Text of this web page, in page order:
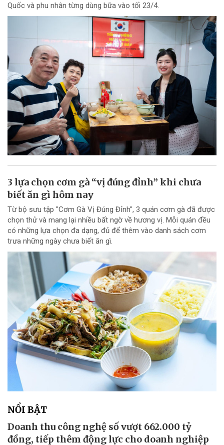
Quốc và phu nhân từng dùng bữa vào tối 23/4.
3 lựa chọn cơm gà “vị đúng đỉnh” khi chưa
biết ăn gì hôm nay
Từ bộ sưu tập "Cơm Gà Vị Đúng Đỉnh", 3 quán cơm gà đã được
chọn thử và mang lại nhiều bất ngờ về hương vị. Mỗi quán đều
có những lựa chọn đa dạng, đủ để thêm vào danh sách cơm
trưa những ngày chưa biết ăn gì.
NỔI BẬT
Doanh thu công nghệ số vượt 662.000 tỷ
đồng, tiếp thêm động lực cho doanh nghiệp